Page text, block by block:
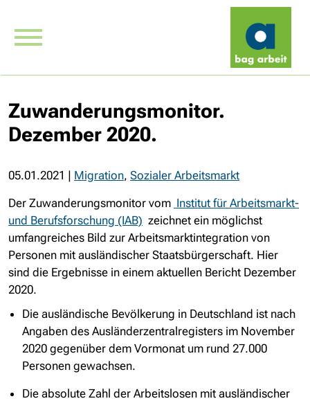
Zuwanderungsmonitor.
Dezember 2020.
05.01.2021 | Migration, Sozialer Arbeitsmarkt
Der Zuwanderungsmonitor vom Institut für Arbeitsmarkt-
und Berufsforschung (IAB) zeichnet ein möglichst
umfangreiches Bild zur Arbeitsmarktintegration von
Personen mit ausländischer Staatsbürgerschaft. Hier
sind die Ergebnisse in einem aktuellen Bericht Dezember
2020.
Die ausländische Bevölkerung in Deutschland ist nach
Angaben des Ausländerzentralregisters im November
2020 gegenüber dem Vormonat um rund 27.000
Personen gewachsen.
Die absolute Zahl der Arbeitslosen mit ausländischer